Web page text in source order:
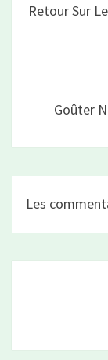
Retour Sur
Goûter
Les